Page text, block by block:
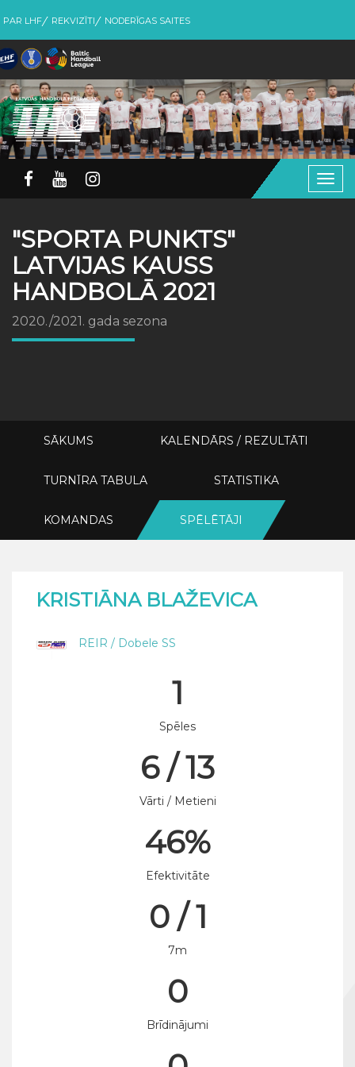
PAR LHF REKVIZĪTI NODERĪGAS SAITES
"SPORTA PUNKTS"
LATVIJAS KAUSS
HANDBOLĀ 2021
2020./2021. gada sezona
SĀKUMS KALENDĀRS / REZULTĀTI
TURNĪRA TABULA STATISTIKA
KOMANDAS SPĒLĒTĀJI
KRISTIĀNA BLAŽEVICA
REIR / Dobele SS
1
Spēles
6 / 13
Vārti / Metieni
46%
Efektivitāte
0 / 1
7m
0
Brīdinājumi